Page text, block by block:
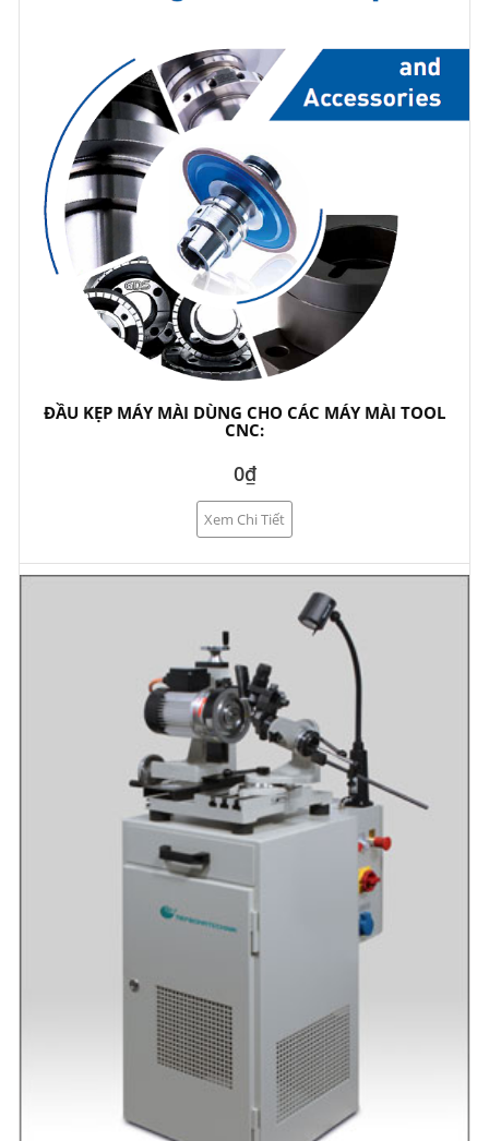
ĐẦU KẸP MÁY MÀI DÙNG CHO CÁC MÁY MÀI TOOL
CNC:
0₫
Xem Chi Tiết